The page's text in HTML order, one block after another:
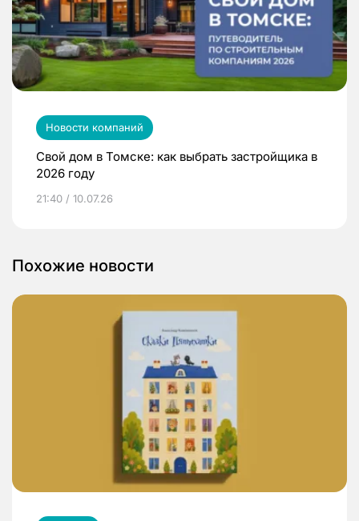
Новости компаний
Свой дом в Томске: как выбрать застройщика в
2026 году
21:40 / 10.07.26
Похожие новости